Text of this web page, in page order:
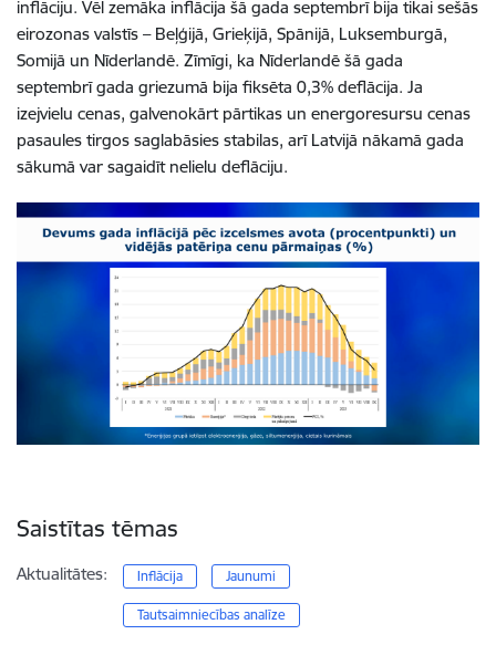
inflāciju. Vēl zemāka inflācija šā gada septembrī bija tikai sešās
eirozonas valstīs – Beļģijā, Grieķijā, Spānijā, Luksemburgā,
Somijā un Nīderlandē. Zīmīgi, ka Nīderlandē šā gada
septembrī gada griezumā bija fiksēta 0,3% deflācija. Ja
izejvielu cenas, galvenokārt pārtikas un energoresursu cenas
pasaules tirgos saglabāsies stabilas, arī Latvijā nākamā gada
sākumā var sagaidīt nelielu deflāciju.
Saistītas tēmas
Aktualitātes: Inflācija Jaunumi
Tautsaimniecības analīze